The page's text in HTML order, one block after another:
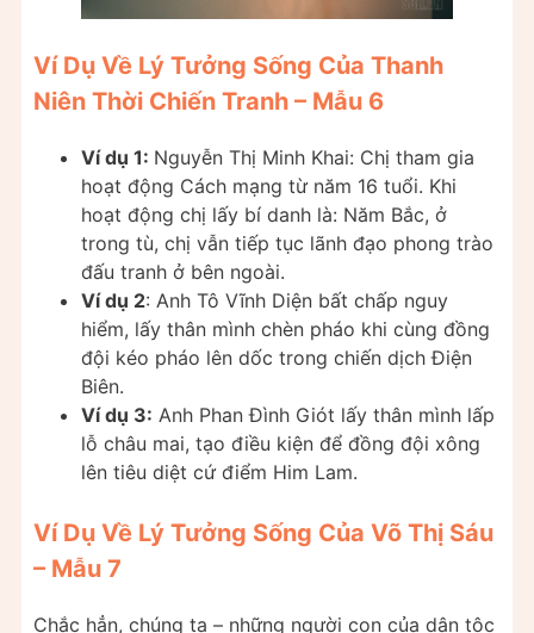
Ví Dụ Về Lý Tưởng Sống Của Thanh
Niên Thời Chiến Tranh – Mẫu 6
Ví dụ 1: Nguyễn Thị Minh Khai: Chị tham gia
hoạt động Cách mạng từ năm 16 tuổi. Khi
hoạt động chị lấy bí danh là: Năm Bắc, ở
trong tù, chị vẫn tiếp tục lãnh đạo phong trào
đấu tranh ở bên ngoài.
Ví dụ 2: Anh Tô Vĩnh Diện bất chấp nguy
hiểm, lấy thân mình chèn pháo khi cùng đồng
đội kéo pháo lên dốc trong chiến dịch Điện
Biên.
Ví dụ 3: Anh Phan Đình Giót lấy thân mình lấp
lỗ châu mai, tạo điều kiện để đồng đội xông
lên tiêu diệt cứ điểm Him Lam.
Ví Dụ Về Lý Tưởng Sống Của Võ Thị Sáu
– Mẫu 7
Chắc hẳn, chúng ta – những người con của dân tộc